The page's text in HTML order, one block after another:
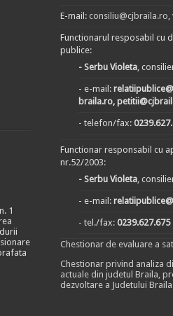
1
E-mail: consiliu@cjbraila.ro,
Functionarul resposabil cu
publice:
- Serbu Violeta,
- e-mail:
braila.ro,
- telefon/fax:
Functionar responsabil cu
nr.52/2003:
- Serbu Violeta,
- e-mail:
- tel./fax: 0239.627.675
Chestionar de evaluare a
Chestionar privind analiza
actuale din judetul Braila,
dezvoltare a Judetului